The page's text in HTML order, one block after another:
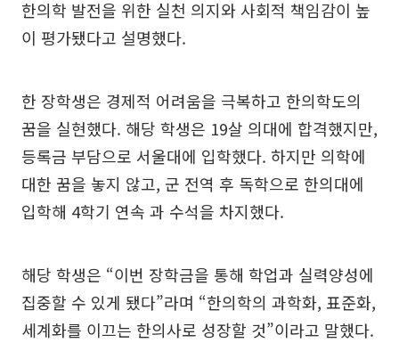
한의학 발전을 위한 실천 의지와 사회적 책임감이 높
이 평가됐다고 설명했다.
한 장학생은 경제적 어려움을 극복하고 한의학도의
꿈을 실현했다. 해당 학생은 19살 의대에 합격했지만,
등록금 부담으로 서울대에 입학했다. 하지만 의학에
대한 꿈을 놓지 않고, 군 전역 후 독학으로 한의대에
입학해 4학기 연속 과 수석을 차지했다.
해당 학생은 “이번 장학금을 통해 학업과 실력양성에
집중할 수 있게 됐다”라며 “한의학의 과학화, 표준화,
세계화를 이끄는 한의사로 성장할 것”이라고 말했다.